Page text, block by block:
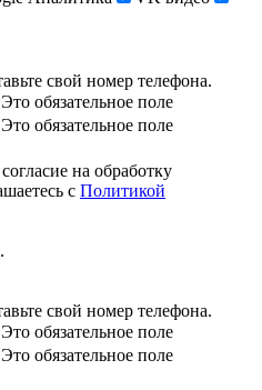
свой номер телефона.
Это обязательное поле
Это обязательное поле
на обработку
с Политикой
свой номер телефона.
Это обязательное поле
Это обязательное поле